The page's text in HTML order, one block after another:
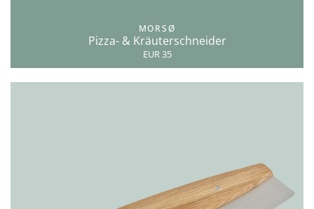
MORSØ
Pizza- & Kräuterschneider
EUR 35